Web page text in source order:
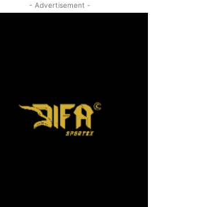
- Advertisement -